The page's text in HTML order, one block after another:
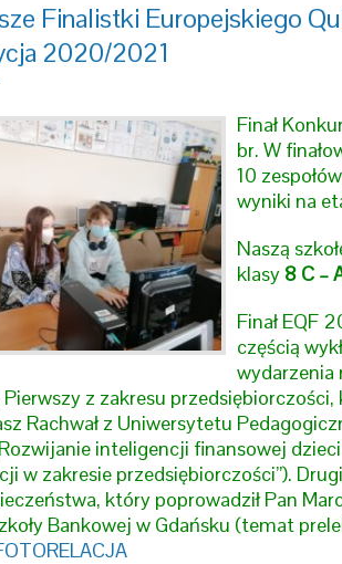
Finalistki Europejskiego
2020/2021
Finał
br. W
10
wyniki na
Naszą
klasy 8 C –
Finał EQF
częścią
wydarzenia
Pierwszy z zakresu
Rachwał z Uniwersytetu
inteligencji finansowej
w zakresie przedsiębiorczości”).
który poprowadził Pan
Bankowej w Gdańsku (temat